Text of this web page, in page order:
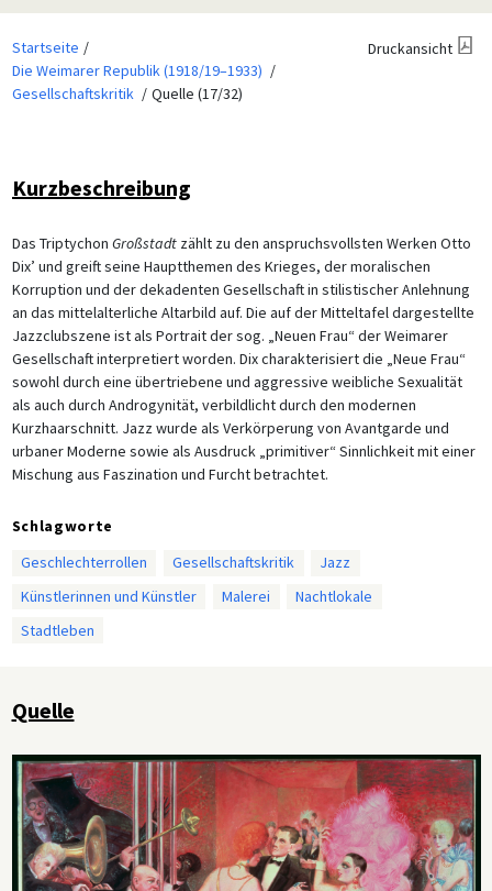
Startseite
Die Weimarer Republik (1918/19–1933)
Gesellschaftskritik
Quelle (17/32)
Druckansicht
Kurzbeschreibung
Das Triptychon Großstadtzählt zu den anspruchsvollsten Werken Otto
Dix’ und greift seine Hauptthemen des Krieges, der moralischen
Korruption und der dekadenten Gesellschaft in stilistischer Anlehnung
an das mittelalterliche Altarbild auf. Die auf der Mitteltafel dargestellte
Jazzclubszene ist als Portrait der sog. „Neuen Frau“ der Weimarer
Gesellschaft interpretiert worden. Dix charakterisiert die „Neue Frau“
sowohl durch eine übertriebene und aggressive weibliche Sexualität
als auch durch Androgynität, verbildlicht durch den modernen
Kurzhaarschnitt. Jazz wurde als Verkörperung von Avantgarde und
urbaner Moderne sowie als Ausdruck „primitiver“ Sinnlichkeit mit einer
Mischung aus Faszination und Furcht betrachtet.
Schlagworte
Geschlechterrollen
Gesellschaftskritik
Jazz
Künstlerinnen und Künstler
Malerei
Nachtlokale
Stadtleben
Quelle